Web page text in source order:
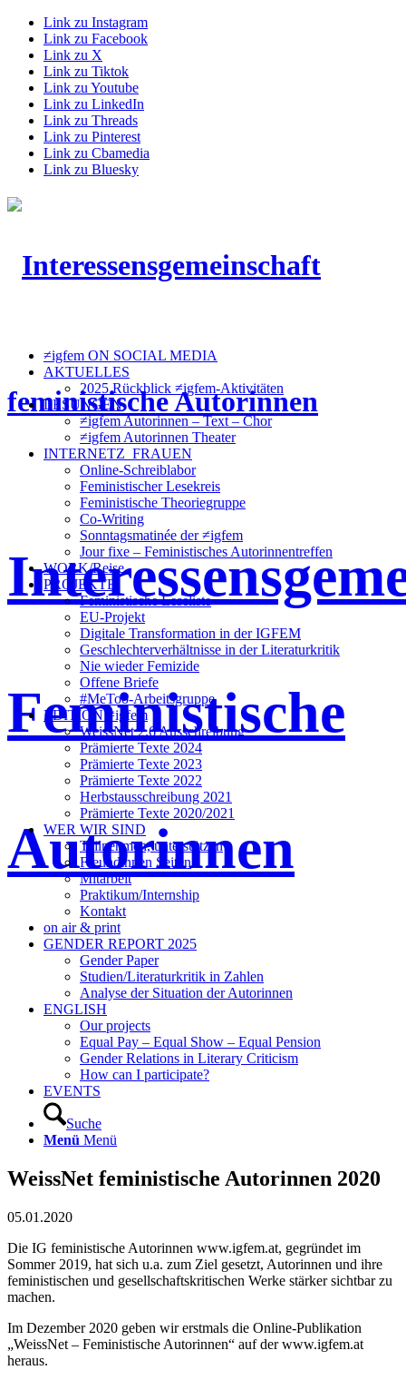
Link zu Instagram
Link zu Facebook
Link zu X
Link zu Tiktok
Link zu Youtube
Link zu LinkedIn
Link zu Threads
Link zu Pinterest
Link zu Cbamedia
Link zu Bluesky
Feministische
Autorinnen
≠igfem ON SOCIAL MEDIA
AKTUELLES
2025 Rückblick ≠igfem-Aktivitäten
LESUNGEN
≠igfem Autorinnen – Text – Chor
≠igfem Autorinnen Theater
INTERNETZ_FRAUEN
Online-Schreiblabor
Feministischer Lesekreis
Feministische Theoriegruppe
Co-Writing
Sonntagsmatinée der ≠igfem
Jour fixe – Feministisches Autorinnentreffen
WORK/Reise
PROJEKTE
Feministische Leseliste
EU-Projekt
Digitale Transformation in der IGFEM
Geschlechterverhältnisse in der Literaturkritik
Nie wieder Femizide
Offene Briefe
#MeToo-Arbeitsgruppe
EDITION ≠igfem
WeissNet 2.6 Ausschreibung
Prämierte Texte 2024
Prämierte Texte 2023
Prämierte Texte 2022
Herbstausschreibung 2021
Prämierte Texte 2020/2021
WER WIR SIND
Teilnehmen, unterstützen
Freundinnen Seiten
Mitarbeit
Praktikum/Internship
Kontakt
on air & print
GENDER REPORT 2025
Gender Paper
Studien/Literaturkritik in Zahlen
Analyse der Situation der Autorinnen
ENGLISH
Our projects
Equal Pay – Equal Show – Equal Pension
Gender Relations in Literary Criticism
How can I participate?
EVENTS
Suche
Menü Menü
WeissNet feministische Autorinnen 2020
05.01.2020
Die IG feministische Autorinnen www.igfem.at, gegründet im
Sommer 2019, hat sich u.a. zum Ziel gesetzt, Autorinnen und ihre
feministischen und gesellschaftskritischen Werke stärker sichtbar zu
machen.
Im Dezember 2020 geben wir erstmals die Online-Publikation
„WeissNet – Feministische Autorinnen“ auf der www.igfem.at
heraus.